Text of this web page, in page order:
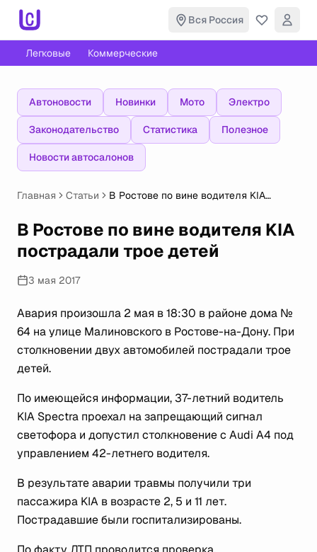
Вся Россия
Легковые Коммерческие
Автоновости Новинки Мото Электро
Законодательство Статистика Полезное
Новости автосалонов
Главная Статьи
В Ростове по вине водителя KIA
В Ростове по вине водителя KIA
пострадали трое детей
3 мая 2017
Авария произошла 2 мая в 18:30 в районе дома №
64 на улице Малиновского в Ростове-на-Дону. При
столкновении двух автомобилей пострадали трое
детей.
По имеющейся информации, 37-летний водитель
KIA Spectra проехал на запрещающий сигнал
светофора и допустил столкновение с Audi A4 под
управлением 42-летнего водителя.
В результате аварии травмы получили три
пассажира KIA в возрасте 2, 5 и 11 лет.
Пострадавшие были госпитализированы.